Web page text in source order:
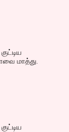
மாத்து.